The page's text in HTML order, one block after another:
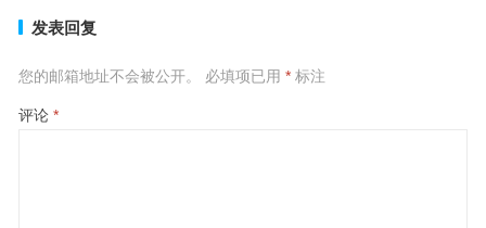
发表回复
您的邮箱地址不会被公开。 必填项已用 *标注
评论 *